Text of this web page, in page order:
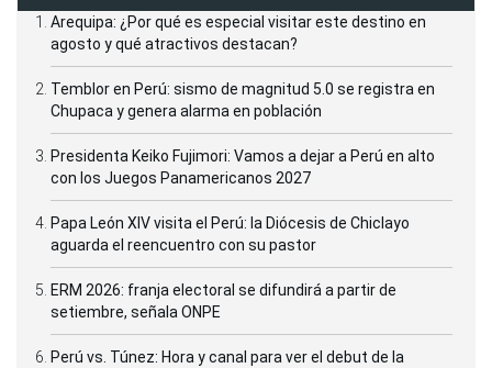
Arequipa: ¿Por qué es especial visitar este destino en
agosto y qué atractivos destacan?
Temblor en Perú: sismo de magnitud 5.0 se registra en
Chupaca y genera alarma en población
Presidenta Keiko Fujimori: Vamos a dejar a Perú en alto
con los Juegos Panamericanos 2027
Papa León XIV visita el Perú: la Diócesis de Chiclayo
aguarda el reencuentro con su pastor
ERM 2026: franja electoral se difundirá a partir de
setiembre, señala ONPE
Perú vs. Túnez: Hora y canal para ver el debut de la